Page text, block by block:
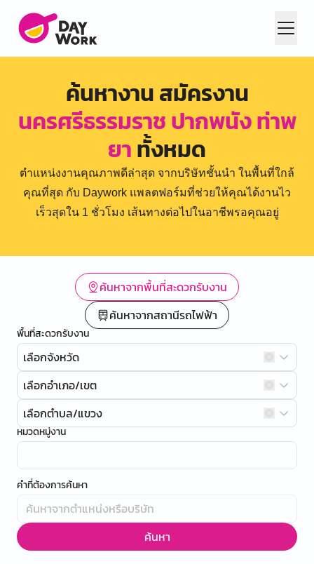
ค้นหางาน สมัครงาน
นครศรีธรรมราช ปากพนัง ท่าพ
ยาทั้งหมด
ตำแหน่งงานคุณภาพดีล่าสุด จากบริษัทชั้นนำ ในพื้นที่ใกล้
คุณที่สุด กับ Daywork แพลตฟอร์มที่ช่วยให้คุณได้งานไว
เร็วสุดใน 1 ชั่วโมง เส้นทางต่อไปในอาชีพรอคุณอยู่
ค้นหาจากพื้นที่สะดวกรับงาน
ค้นหาจากสถานีรถไฟฟ้า
พื้นที่สะดวกรับงาน
เลือกจังหวัด
เลือกอำเภอ/เขต
เลือกตำบล/แขวง
หมวดหมู่งาน
คำที่ต้องการค้นหา
ค้นหา